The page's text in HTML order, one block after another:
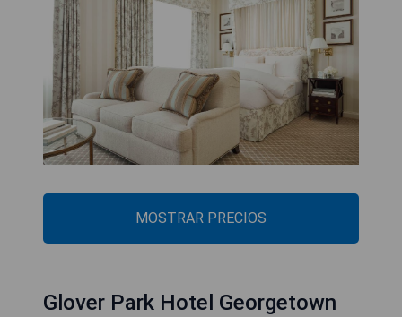
MOSTRAR PRECIOS
Glover Park Hotel Georgetown